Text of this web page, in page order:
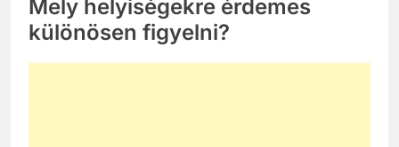
Mely helyiségekre érdemes
különösen figyelni?